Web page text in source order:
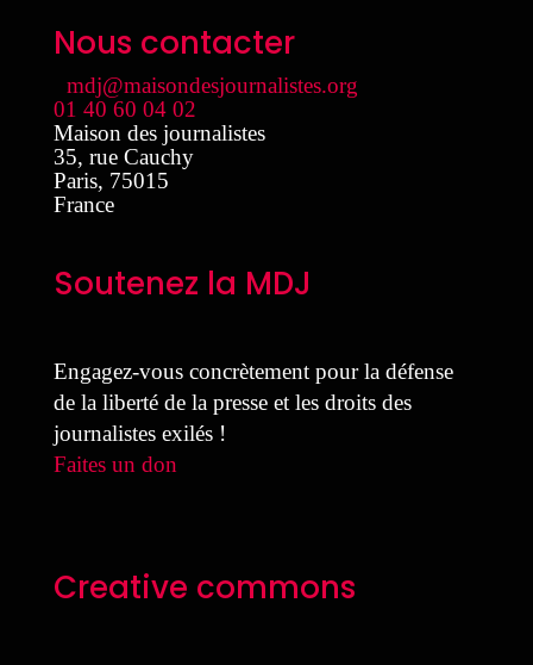
Nous contacter
mdj@maisondesjournalistes.org
01 40 60 04 02
Maison des journalistes
35, rue Cauchy
Paris, 75015
France
Soutenez la MDJ
Engagez-vous concrètement pour la défense
de la liberté de la presse et les droits des
journalistes exilés !
Faites un don
Creative commons